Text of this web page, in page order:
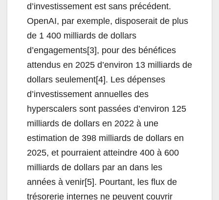
d’investissement est sans précédent.
OpenAI, par exemple, disposerait de plus
de 1 400 milliards de dollars
d’engagements[3], pour des bénéfices
attendus en 2025 d’environ 13 milliards de
dollars seulement[4]. Les dépenses
d’investissement annuelles des
hyperscalers sont passées d’environ 125
milliards de dollars en 2022 à une
estimation de 398 milliards de dollars en
2025, et pourraient atteindre 400 à 600
milliards de dollars par an dans les
années à venir[5]. Pourtant, les flux de
trésorerie internes ne peuvent couvrir